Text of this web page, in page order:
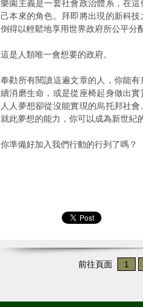
樂園主義是一套社會政治體系，在
己本來的角色。拜即將出現的新科
倒得以輕鬆地享用世界政府所公平分
這是人類唯一會想要的政府。
奉勸所有閱讀這遍文章的人，你能
續消磨生命，或是從座椅起身做出
人人夢想卻從沒能實現的烏托邦社
就此夢想的能力，你可以成為新世紀
你準備好加入我們行動的行列了嗎？
前往頁面 1